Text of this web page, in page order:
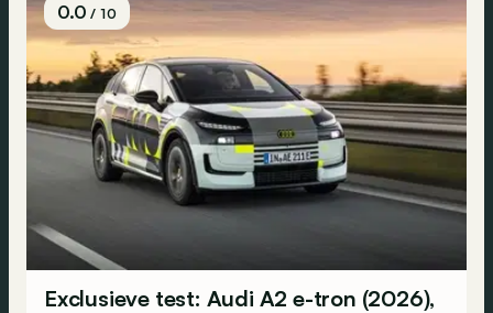
0.0/ 10
Exclusieve test: Audi A2 e-tron (2026),